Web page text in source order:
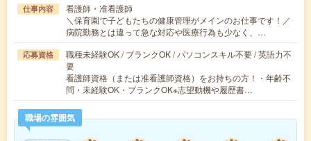
仕事内容
看護師・准看護師
＼保育園で子どもたちの健康管理がメインのお仕事です！／
病院勤務とは違って急な対応や医療行為も少なく、…
応募資格
職種未経験OK / ブランクOK / パソコンスキル不要 / 英語力不
要
看護師資格（または准看護師資格）をお持ちの方！・年齢不
問・未経験OK・ブランクOK※志望動機や履歴書…
職場の雰囲気